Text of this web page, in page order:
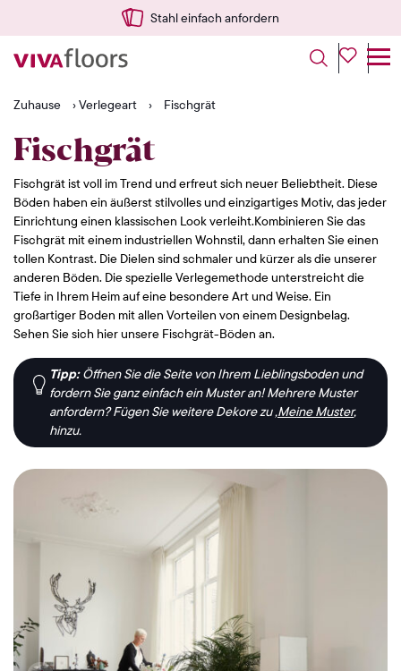
Stahl einfach anfordern
Zuhause ›Verlegeart › Fischgrät
Fischgrät
Fischgrät ist voll im Trend und erfreut sich neuer Beliebtheit. Diese
Böden haben ein äußerst stilvolles und einzigartiges Motiv, das jeder
Einrichtung einen klassischen Look verleiht.Kombinieren Sie das
Fischgrät mit einem industriellen Wohnstil, dann erhalten Sie einen
tollen Kontrast. Die Dielen sind schmaler und kürzer als die unserer
anderen Böden. Die spezielle Verlegemethode unterstreicht die
Tiefe in Ihrem Heim auf eine besondere Art und Weise. Ein
großartiger Boden mit allen Vorteilen von einem Designbelag.
Sehen Sie sich hier unsere Fischgrät-Böden an.
Tipp:Öffnen Sie die Seite von Ihrem Lieblingsboden und
fordern Sie ganz einfach ein Muster an! Mehrere Muster
anfordern?Fügen Sie weitere Dekore zu ‚Meine Muster‚
hinzu.